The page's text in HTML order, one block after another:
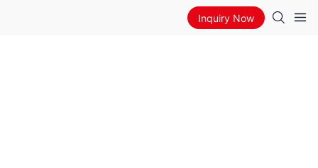
Inquiry Now